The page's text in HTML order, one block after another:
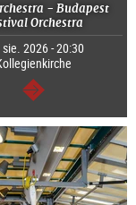
- Budapest
Orchestra
2026 - 20:30
dalej